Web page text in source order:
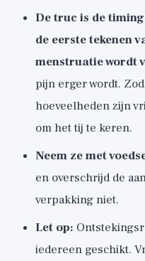
De truc is de
de eerste tekenen
menstruatie wordt
pijn erger wordt.
hoeveelheden zijn
om het tij te keren.
Neem ze met
en overschrijd de
verpakking niet.
Let op:
iedereen geschikt.